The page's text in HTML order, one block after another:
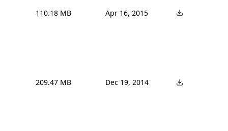
110.18 MB Apr 16, 2015
209.47 MB Dec 19, 2014